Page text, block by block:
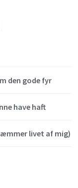
den gode fyr
have haft
livet af mig)